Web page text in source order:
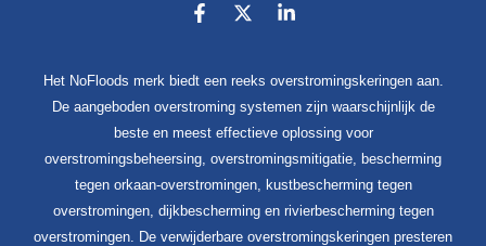
Het NoFloods merk biedt een reeks overstromingskeringen aan.
De aangeboden overstroming systemen zijn waarschijnlijk de
beste en meest effectieve oplossing voor
overstromingsbeheersing, overstromingsmitigatie, bescherming
tegen orkaan-overstromingen, kustbescherming tegen
overstromingen, dijkbescherming en rivierbescherming tegen
overstromingen. De verwijderbare overstromingskeringen presteren